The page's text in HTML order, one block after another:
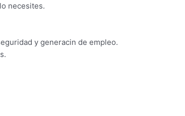
necesites.
y generacin de empleo.